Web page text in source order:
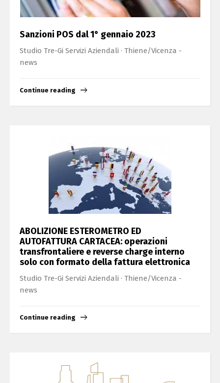
Sanzioni POS dal 1° gennaio 2023
Studio Tre-Gi Servizi Aziendali · Thiene/Vicenza -
news
Continue reading
ABOLIZIONE ESTEROMETRO ED
AUTOFATTURA CARTACEA: operazioni
transfrontaliere e reverse charge interno
solo con formato della fattura elettronica
Studio Tre-Gi Servizi Aziendali · Thiene/Vicenza -
news
Continue reading